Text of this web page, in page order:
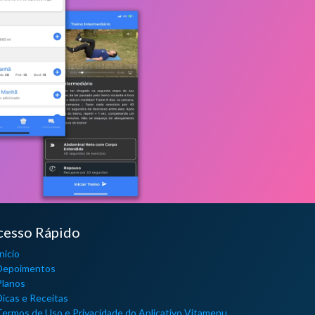
Rápido
e Receitas
de Uso e Privacidade do Aplicativo Vitamenu